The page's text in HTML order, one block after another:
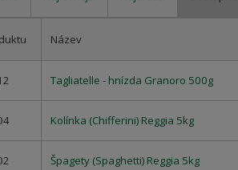
Název
Tagliatelle - hnízda Granoro 500g
Kolínka (Chifferini) Reggia 5kg
Špagety (Spaghetti) Reggia 5kg